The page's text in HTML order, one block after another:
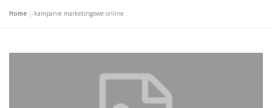
Home »kampanie marketingowe online